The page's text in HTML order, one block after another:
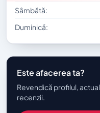
Sâmbătă:
Duminică:
Este afacerea ta?
Revendică profilul,
recenzii.